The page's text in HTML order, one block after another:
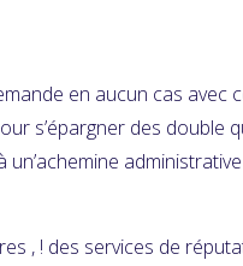
en aucun cas
s’épargner des
, ! des services de